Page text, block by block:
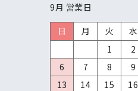
9月 営業日
日
月 火 水
1
2
6
7 8 9
13
14 15 16